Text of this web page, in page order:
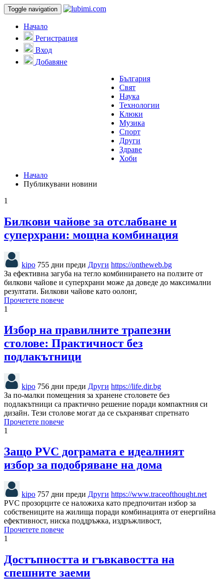
Toggle navigation
Начало
Регистрация
Вход
Добавяне
България
Свят
Наука
Технологии
Клюки
Музика
Спорт
Други
Здраве
Хоби
Начало
Публикувани новини
1
Билкови чайове за отслабване и
суперхрани: мощна комбинация
kipo 755 дни преди Други https://ontheweb.bg
За ефективна загуба на тегло комбинирането на ползите от
билкови чайове и суперхрани може да доведе до максимални
резултати. Билкови чайове като оолонг,
Прочетете повече
1
Избор на правилните трапезни
столове: Практичност без
подлакътници
kipo 756 дни преди Други https://life.dir.bg
За по-малки помещения за хранене столовете без
подлакътници са практично решение поради компактния си
дизайн. Тези столове могат да се съхраняват спретнато
Прочетете повече
1
Защо PVC дограмата е идеалният
избор за подобряване на дома
kipo 757 дни преди Други https://www.traceofthought.net
PVC прозорците се наложиха като предпочитан избор за
собствениците на жилища поради комбинацията от енергийна
ефективност, ниска поддръжка, издръжливост,
Прочетете повече
1
Достъпността и гъвкавостта на
спешните заеми